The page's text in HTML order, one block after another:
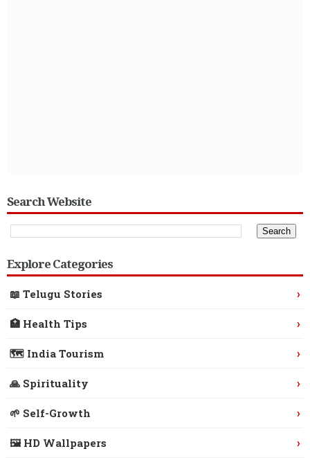
Search Website
Explore Categories
📖 Telugu Stories ›
🏥 Health Tips ›
🗺️ India Tourism ›
🙏 Spirituality ›
🌱 Self-Growth ›
🖼️ HD Wallpapers ›